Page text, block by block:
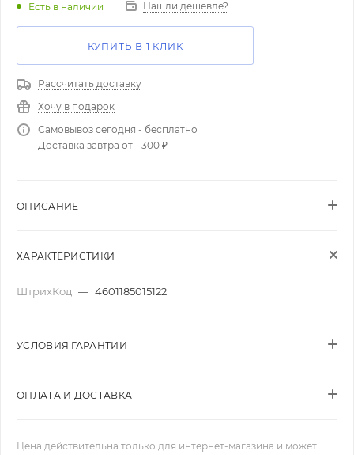
Есть в наличии Нашли дешевле?
КУПИТЬ В 1 КЛИК
Рассчитать доставку
Хочу в подарок
Самовывоз сегодня - бесплатно
Доставка завтра от - 300 ₽
ОПИСАНИЕ
ХАРАКТЕРИСТИКИ
ШтрихКод — 4601185015122
УСЛОВИЯ ГАРАНТИИ
ОПЛАТА И ДОСТАВКА
Цена действительна только для интернет-магазина и может